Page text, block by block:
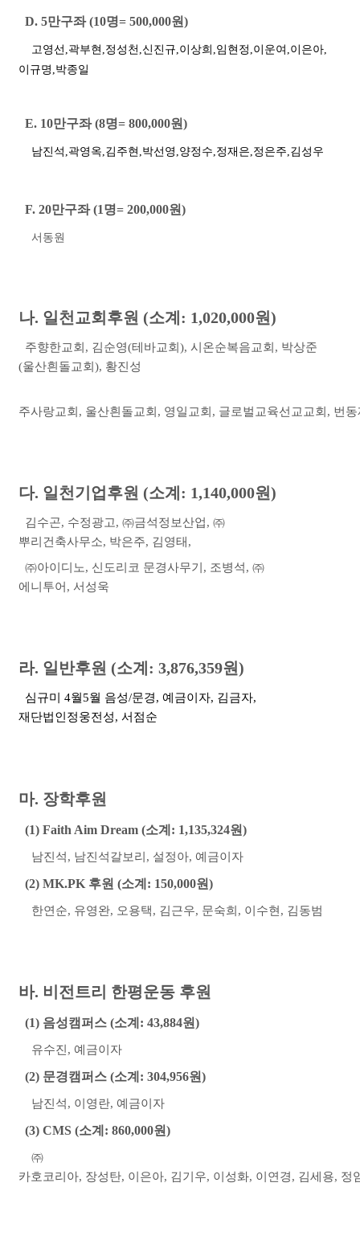
D. 5만구좌(10명= 500,000원)
고영선 ,곽부현 ,정성천 ,신진규,이상희 ,임현정 ,이운여 ,이은아,
이규명 ,박종일
E. 10만구좌(8명= 800,000원)
남진석 ,곽영옥,김주현 ,박선영 ,양정수,정재은,정은주,김성우
F. 20만구좌(1명= 200,000원)
서동원
나. 일천교회후원 (소계 : 1,020,000원)
주향한교회 , 김순영(테바교회), 시온순복음교회 , 박상준
(울산흰돌교회 ), 황진성
주사랑교회 , 울산흰돌교회 , 영일교회 , 글로벌교육선교교회 , 번
다. 일천기업후원 (소계 : 1,140,000원)
김수곤, 수정광고, ㈜금석정보산업, ㈜
뿌리건축사무소, 박은주, 김영태 ,
㈜아이디노, 신도리코 문경사무기 , 조병석, ㈜
에니투어 , 서성욱
라. 일반후원 (소계 : 3,876,359원)
심규미 4월5월 음성/문경, 예금이자, 김금자,
재단법인정웅전성, 서점순
마. 장학후원
(1) Faith Aim Dream (소계 : 1,135,324원)
남진석, 남진석갈보리, 설정아, 예금이자
(2) MK.PK 후원 (소계 : 150,000원)
한연순, 유영완, 오용택, 김근우, 문숙희 , 이수현 , 김동범
바. 비전트리 한평운동 후원
(1) 음성캠퍼스 (소계 : 43,884원)
유수진, 예금이자
(2) 문경캠퍼스 (소계 : 304,956원)
남진석, 이영란, 예금이자
(3) CMS (소계 : 860,000원)
㈜
카호코리아, 장성탄, 이은아, 김기우, 이성화, 이연경, 김세용, 정